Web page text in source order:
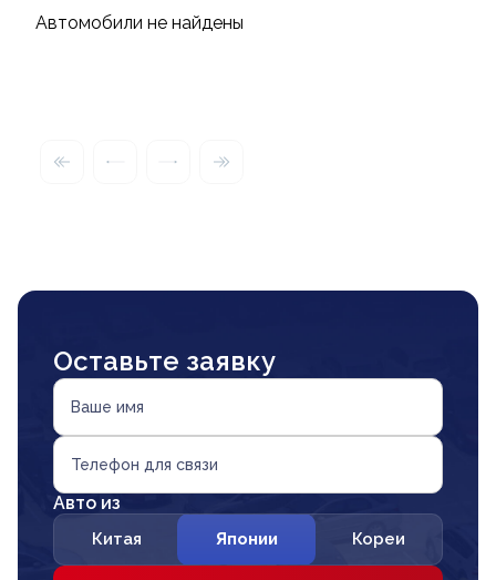
Автомобили не найдены
Оставьте заявку
Ваше имя
Телефон для связи
Авто из
Китая Японии Кореи